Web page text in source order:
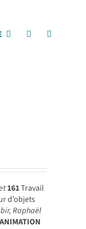
161Travail
d’objets
Raphaël